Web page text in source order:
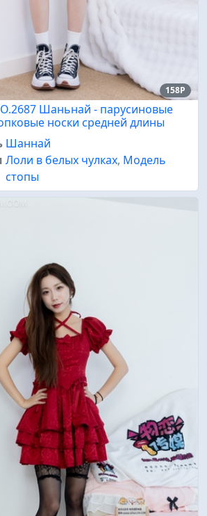
158P
Шаньнай - парусиновые
носки средней длины
Шаннай
Лоли в белых чулках, Модель
стопы